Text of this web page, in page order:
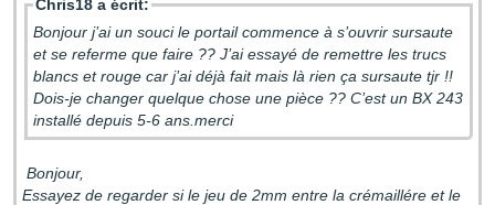
Chris18 a écrit:
Bonjour j’ai un souci le portail commence à s’ouvrir sursaute
et se referme que faire ?? J’ai essayé de remettre les trucs
blancs et rouge car j’ai déjà fait mais là rien ça sursaute tjr !!
Dois-je changer quelque chose une pièce ?? C’est un BX 243
installé depuis 5-6 ans.merci
Bonjour,
Essayez de regarder si le jeu de 2mm entre la crémaillére et le